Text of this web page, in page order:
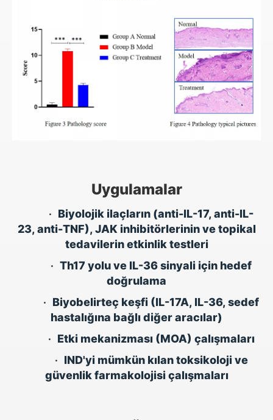
Uygulamalar
• Biyolojik ilaçların (anti-IL-17, anti-IL-
23, anti-TNF), JAK inhibitörlerinin ve topikal
tedavilerin etkinlik testleri
• Th17 yolu ve IL-36 sinyali için hedef
doğrulama
• Biyobelirteç keşfi (IL-17A, IL-36, sedef
hastalığına bağlı diğer aracılar)
• Etki mekanizması (MOA) çalışmaları
• IND'yi mümkün kılan toksikoloji ve
güvenlik farmakolojisi çalışmaları